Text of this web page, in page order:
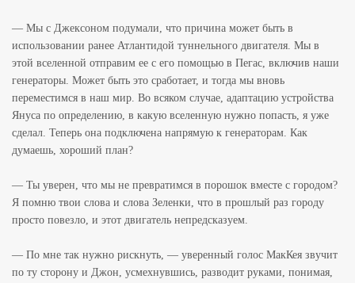
— Мы с Джексоном подумали, что причина может быть в
использовании ранее Атлантидой туннельного двигателя. Мы в
этой вселенной отправим ее с его помощью в Пегас, включив наши
генераторы. Может быть это сработает, и тогда мы вновь
переместимся в наш мир. Во всяком случае, адаптацию устройства
Януса по определению, в какую вселенную нужно попасть, я уже
сделал. Теперь она подключена напрямую к генераторам. Как
думаешь, хороший план?
— Ты уверен, что мы не превратимся в порошок вместе с городом?
Я помню твои слова и слова Зеленки, что в прошлый раз городу
просто повезло, и этот двигатель непредсказуем.
— По мне так нужно рискнуть, — уверенный голос МакКея звучит
по ту сторону и Джон, усмехнувшись, разводит руками, понимая,